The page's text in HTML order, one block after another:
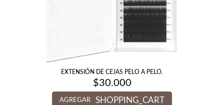
EXTENSIÓN DE CEJAS PELO A PELO.
$30.000
AGREGAR SHOPPING_CART